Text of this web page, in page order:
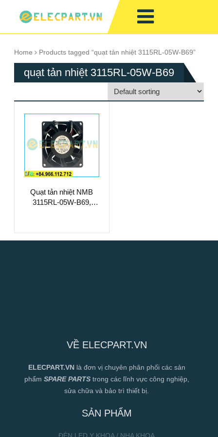
Home Products tagged “quạt tản nhiệt 3115RL-05W-B69”
quạt tản nhiệt 3115RL-05W-B69
Quạt tản nhiệt NMB
3115RL-05W-B69,
VỀ ELECPART.VN
ELECPART.VN là đơn vị chuyên phân phối các sản
phẩm SPARE PARTStrong các lĩnh vực công nghiệp,
sửa chữa và bảo trì thiết bị.
SẢN PHẨM
ĐÈN LED Y KHOA / NHA KHOA